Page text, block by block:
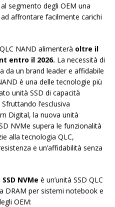
segmento degli OEM una
affrontare facilmente carichi
NAND alimenterà oltre il
entro il 2026. La necessità di
da un brand leader e affidabile
è una delle tecnologie più
unità SSD di capacità
l’esclusiva
Digital, la nuova unità
NVMe supera le funzionalità
alla tecnologia QLC,
e un’affidabilità senza
NVMe è un’unità SSD QLC
DRAM per sistemi notebook e
OEM: